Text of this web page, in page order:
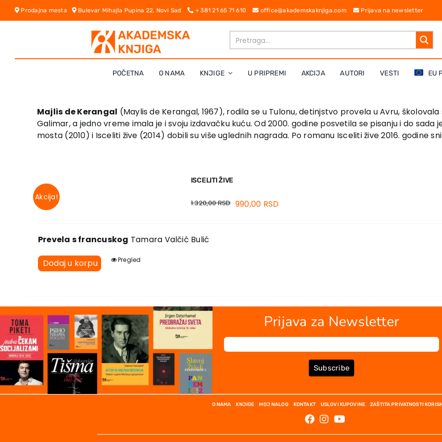
Skip
Prodajna mesta Bulevar Mihajla Pupina 22, Novi Sad + 381 21 65 71 610 office@akademskaknjiga.com Prijava na newsletter
POČETNA O NAMA KNJIGE U PRIPREMI AKCIJA AUTORI VESTI EU
Majlis de Kerangal (Maylis de Kerangal, 1967), rodila se u Tulonu, detinjstvo provela u Avru, školovala
Galimar, a jedno vreme imala je i svoju izdavačku kuću. Od 2000. godine posvetila se pisanju i do sada
mosta (2010) i Isceliti žive (2014) dobili su više uglednih nagrada. Po romanu Isceliti žive 2016. godine
Akcija!
ISCELITI ŽIVE
1.320,00RSD 990,00 RSD
Prevela s francuskog Tamara Valčić Bulić
Dodaj u korpu Pregled
Prijava za Newsletter
Subscribe
O NAMA KNJIGE MOJ NALOG KONTAKT USLOVI KUPOVINE ZAŠTITA PRIVATNOSTI